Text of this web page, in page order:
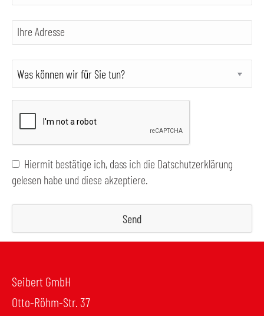
Ihre Adresse
Hiermit bestätige ich, dass ich die Datschutzerklärung
gelesen habe und diese akzeptiere.
Send
should
be
left
Seibert GmbH
Otto-Röhm-Str. 37